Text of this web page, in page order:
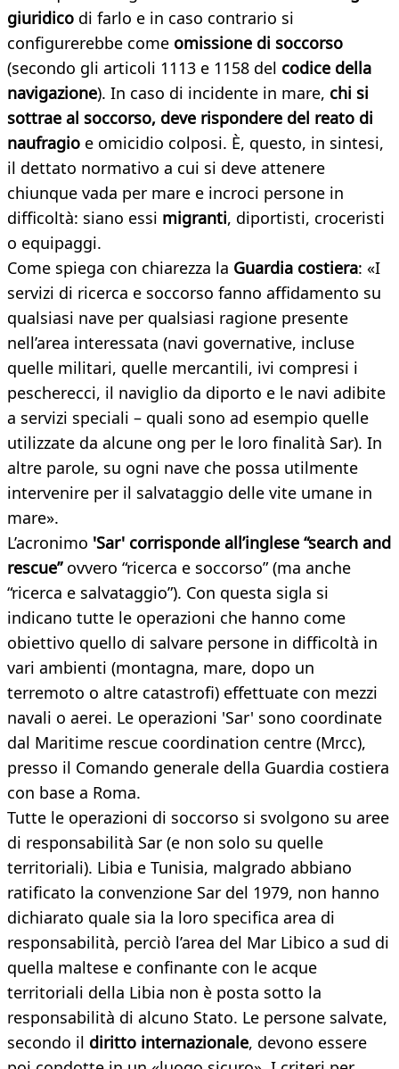
giuridico di farlo e in caso contrario si
configurerebbe come omissione di soccorso
(secondo gli articoli 1113 e 1158 del codice della
navigazione). In caso di incidente in mare, chi si
sottrae al soccorso, deve rispondere del reato di
naufragio e omicidio colposi. È, questo, in sintesi,
il dettato normativo a cui si deve attenere
chiunque vada per mare e incroci persone in
difficoltà: siano essi migranti, diportisti, croceristi
o equipaggi.
Come spiega con chiarezza la Guardia costiera: «I
servizi di ricerca e soccorso fanno affidamento su
qualsiasi nave per qualsiasi ragione presente
nell’area interessata (navi governative, incluse
quelle militari, quelle mercantili, ivi compresi i
pescherecci, il naviglio da diporto e le navi adibite
a servizi speciali – quali sono ad esempio quelle
utilizzate da alcune ong per le loro finalità Sar). In
altre parole, su ogni nave che possa utilmente
intervenire per il salvataggio delle vite umane in
mare».
L’acronimo 'Sar' corrisponde all’inglese “search and
rescue”ovvero “ricerca e soccorso” (ma anche
“ricerca e salvataggio”). Con questa sigla si
indicano tutte le operazioni che hanno come
obiettivo quello di salvare persone in difficoltà in
vari ambienti (montagna, mare, dopo un
terremoto o altre catastrofi) effettuate con mezzi
navali o aerei. Le operazioni 'Sar' sono coordinate
dal Maritime rescue coordination centre (Mrcc),
presso il Comando generale della Guardia costiera
con base a Roma.
Tutte le operazioni di soccorso si svolgono su aree
di responsabilità Sar (e non solo su quelle
territoriali). Libia e Tunisia, malgrado abbiano
ratificato la convenzione Sar del 1979, non hanno
dichiarato quale sia la loro specifica area di
responsabilità, perciò l’area del Mar Libico a sud di
quella maltese e confinante con le acque
territoriali della Libia non è posta sotto la
responsabilità di alcuno Stato. Le persone salvate,
secondo il diritto internazionale, devono essere